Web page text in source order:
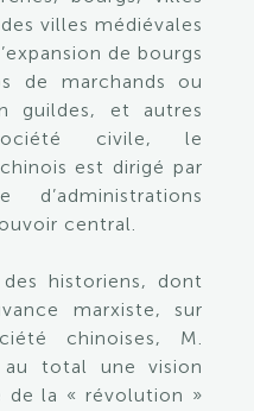
villes médiévales
de bourgs
de marchands ou
guildes, et autres
civile, le
est dirigé par
central.
historiens, dont
marxiste, sur
chinoises, M.
au total une vision
de la « révolution »